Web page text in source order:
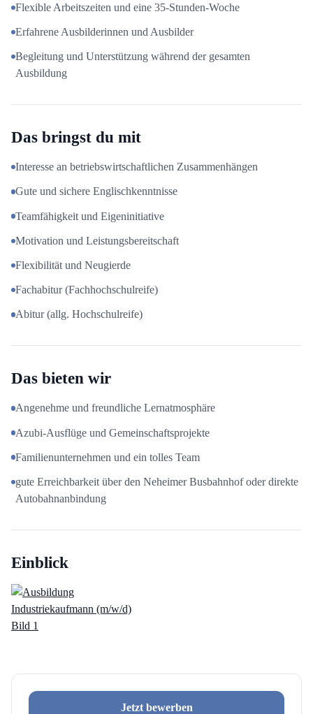
Flexible Arbeitszeiten und eine 35-Stunden-Woche
Erfahrene Ausbilderinnen und Ausbilder
Begleitung und Unterstützung während der gesamten
Ausbildung
Das bringst du mit
Interesse an betriebswirtschaftlichen Zusammenhängen
Gute und sichere Englischkenntnisse
Teamfähigkeit und Eigeninitiative
Motivation und Leistungsbereitschaft
Flexibilität und Neugierde
Fachabitur (Fachhochschulreife)
Abitur (allg. Hochschulreife)
Das bieten wir
Angenehme und freundliche Lernatmosphäre
Azubi-Ausflüge und Gemeinschaftsprojekte
Familienunternehmen und ein tolles Team
gute Erreichbarkeit über den Neheimer Busbahnhof oder direkte
Autobahnanbindung
Einblick
Jetzt bewerben